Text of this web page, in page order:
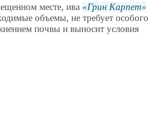
месте, ива
Грин Карпет
объемы, не требует особого
почвы и выносит условия